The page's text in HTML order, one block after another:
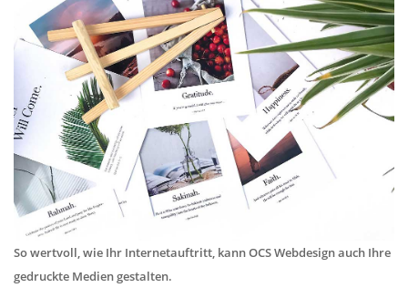
So wertvoll, wie Ihr Internetauftritt, kann OCS Webdesign auch Ihre
gedruckte Medien gestalten.